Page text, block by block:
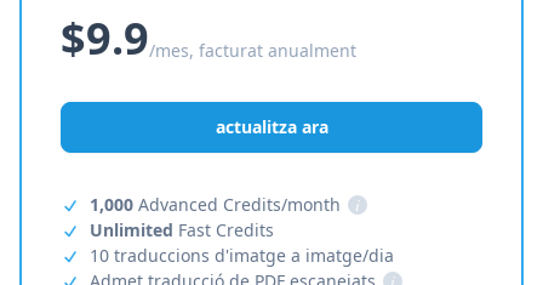
$9.9/mes, facturat anualment
actualitza ara
1,000 Advanced Credits/month
i
Unlimited Fast Credits
10 traduccions d'imatge a imatge/dia